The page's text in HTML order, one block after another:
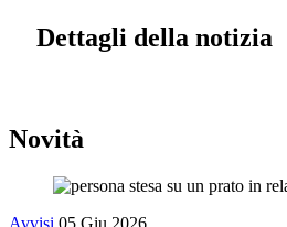
Dettagli della notizia
Novità
Avvisi 05 Giu 2026